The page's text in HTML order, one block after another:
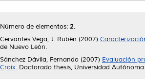
Número de elementos: 2.
Cervantes Vega, J. Rubén (2007)
de Nuevo León.
Sánchez Dávila, Fernando (2007) Evaluación
Croix. Doctorado thesis, Universidad